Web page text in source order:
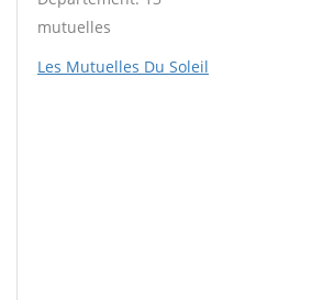
mutuelles
Les Mutuelles Du Soleil